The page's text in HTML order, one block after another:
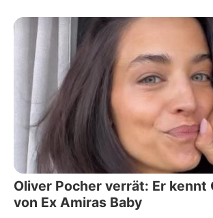
Oliver Pocher verrät: Er kennt
von Ex Amiras Baby